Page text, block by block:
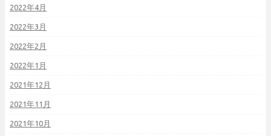
2022年4月
2022年3月
2022年2月
2022年1月
2021年12月
2021年11月
2021年10月